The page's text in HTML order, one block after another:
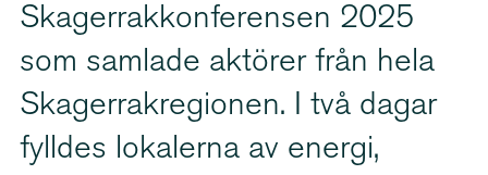
Skager­rak­kon­fe­rensen 2025
som samlade aktörer från hela
Skager­rakre­gionen. I två dagar
fylldes lokalerna av energi,